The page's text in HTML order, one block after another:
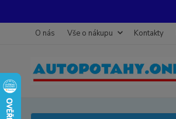
O nás Vše o nákupu Kontakty